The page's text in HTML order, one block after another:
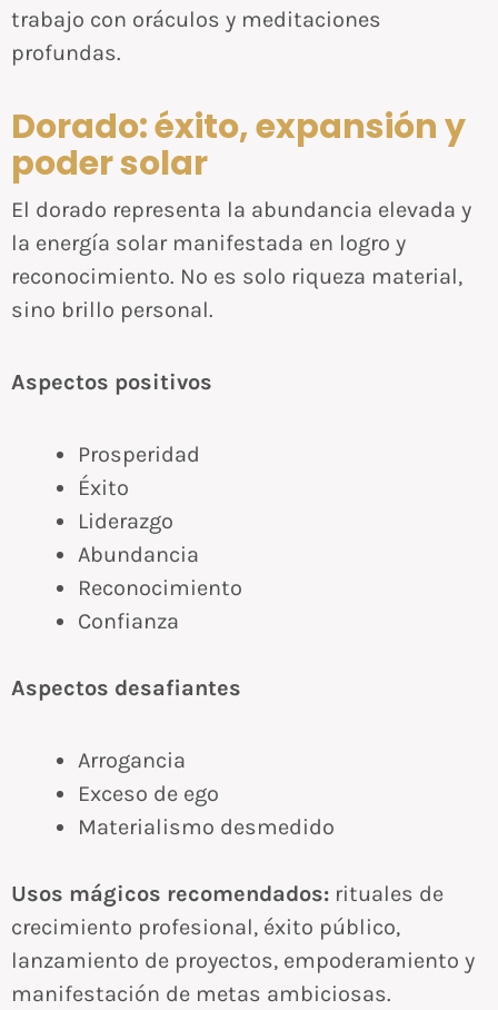
trabajo con oráculos y meditaciones
profundas.
Dorado: éxito, expansión y
poder solar
El dorado representa la abundancia elevada y
la energía solar manifestada en logro y
reconocimiento. No es solo riqueza material,
sino brillo personal.
Aspectos positivos
Prosperidad
Éxito
Liderazgo
Abundancia
Reconocimiento
Confianza
Aspectos desafiantes
Arrogancia
Exceso de ego
Materialismo desmedido
Usos mágicos recomendados: rituales de
crecimiento profesional, éxito público,
lanzamiento de proyectos, empoderamiento y
manifestación de metas ambiciosas.